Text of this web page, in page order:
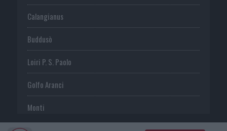
Calangianus
Buddusò
Loiri P. S. Paolo
Golfo Aranci
Monti